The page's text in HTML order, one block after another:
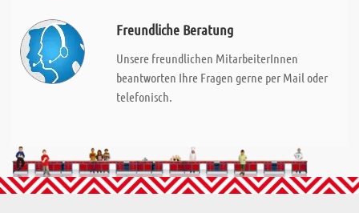
Freundliche Beratung
Unsere freundlichen MitarbeiterInnen
beantworten Ihre Fragen gerne per Mail oder
telefonisch.